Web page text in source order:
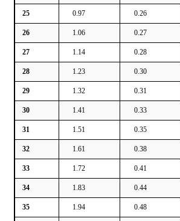
25 0.97 0.26
26 1.06 0.27
27 1.14 0.28
28 1.23 0.30
29 1.32 0.31
30 1.41 0.33
31 1.51 0.35
32 1.61 0.38
33 1.72 0.41
34 1.83 0.44
35 1.94 0.48